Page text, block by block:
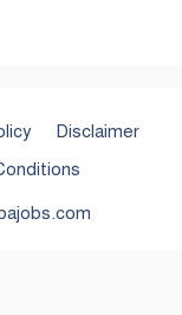
Disclaimer